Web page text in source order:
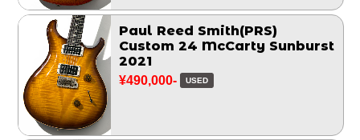
Paul Reed Smith(PRS)
Custom 24 McCarty Sunburst
2021
¥490,000- USED